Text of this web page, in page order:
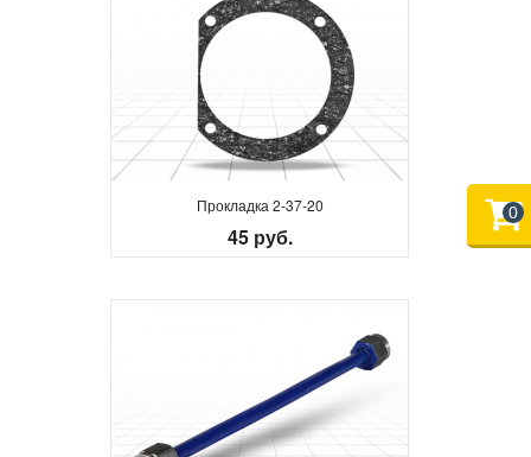
Прокладка 2-37-20
45 руб.
0